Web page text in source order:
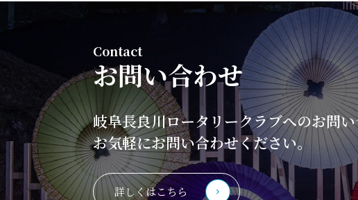
Contact
お問い合わせ
岐阜長良川ロータリークラブへのお問
お気軽にお問い合わせください。
詳しくはこちら